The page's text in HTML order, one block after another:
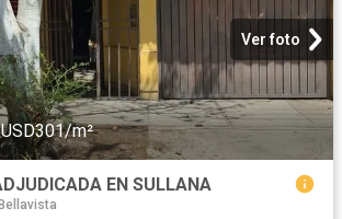
Ver foto
USD301/m²
EN SULLANA